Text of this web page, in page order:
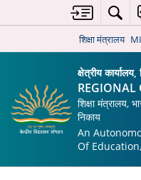
शिक्षा मंत्रालय
क्षेत्रीय
REGIONAL
शिक्षा मंत्रालय,
निकाय
An
Of